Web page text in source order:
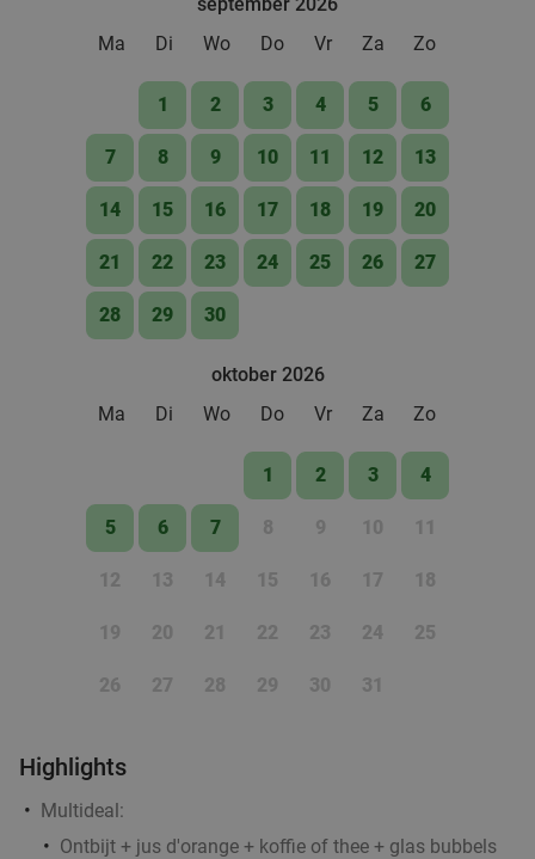
Verkocht: 693 €39
€30
All-You-Can-Eat & Drink (2,5 uur) bij
Wereldkeuken de Chinese Boot
Vandaag Morgen Di Wo Do Vr
Za
Wereldkeuken de Chinese Boot
Rotterdam
Portugees 3-gangen keuzediner bij Rodrigues
Restaurant
Vr
Rotterdam
Verkocht: 234 Regulier
Indiaas 3-gangen proeverijdiner in Rotterdam
Vandaag Morgen Di Wo Do Vr
Za
Ma
Di Wo Do Vr Za Zo
1 2 3 4 5 6
7 8 9 10 11 12 13
14 15 16 17 18 19 20
21 22 23 24 25 26 27
28 29 30
oktober 2026
Ma
Di Wo Do Vr Za Zo
1 2 3 4
5 6 7 8 9 10 11
12 13 14 15 16 17 18
19 20 21 22 23 24 25
26 27 28 29 30 31
Highlights
Multideal:
Ontbijt + jus d'orange + koffie of thee + glas bubbels